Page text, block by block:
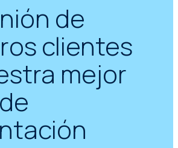
de
clientes
mejor